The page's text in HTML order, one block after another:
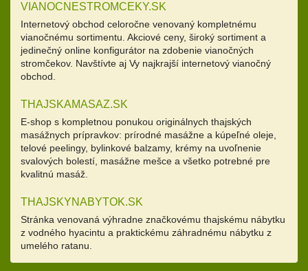
VIANOCNESTROMCEKY.SK
Internetový obchod celoročne venovaný kompletnému
vianočnému sortimentu. Akciové ceny, široký sortiment a
jedinečný online konfigurátor na zdobenie vianočných
stromčekov. Navštívte aj Vy najkrajší internetový vianočný
obchod.
THAJSKAMASAZ.SK
E-shop s kompletnou ponukou originálnych thajských
masážnych prípravkov: prírodné masážne a kúpeľné oleje,
telové peelingy, bylinkové balzamy, krémy na uvoľnenie
svalových bolestí, masážne mešce a všetko potrebné pre
kvalitnú masáž.
THAJSKYNABYTOK.SK
Stránka venovaná výhradne značkovému thajskému nábytku
z vodného hyacintu a praktickému záhradnému nábytku z
umelého ratanu.